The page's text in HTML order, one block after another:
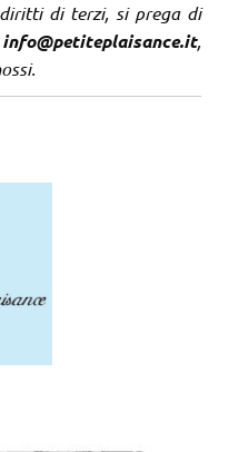
di terzi, si prega di
info@petiteplaisance.it,